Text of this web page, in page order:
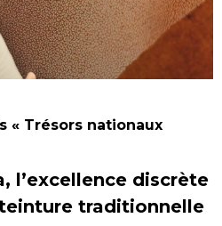
Español
العربية
« Trésors nationaux
l’excellence discrète
traditionnelle